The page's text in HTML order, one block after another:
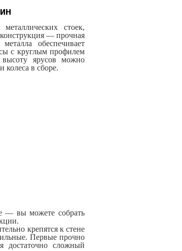
стоек,
— прочная
обеспечивает
с круглым профилем
ярусов можно
колеса в сборе.
— вы можете собрать
крепятся к стене
Первые прочно
достаточно сложный